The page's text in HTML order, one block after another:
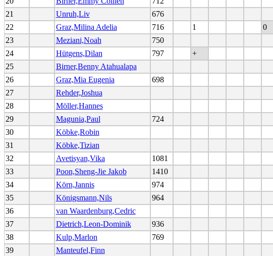
21
Unruh,Liv
676
22
Graz,Milina Adelia 716 1 0
23
Meziani,Noah
750
24
Hütgens,Dilan 797 +
25
Birner,Benny Atahualapa
26
Graz,Mia Eugenia
698
27
Rehder,Joshua
28
Möller,Hannes
29
Magunia,Paul
724
30
Köbke,Robin
31
Köbke,Tizian
32
Avetisyan,Vika 1081
33
Poon,Sheng-Jie Jakob
1410
34
Körn,Jannis
974
35
Königsmann,Nils
964
36
van Waardenburg,Cedric
37
Dietrich,Leon-Dominik 936
38
Kulp,Marlon
769
39
Manteufel,Finn